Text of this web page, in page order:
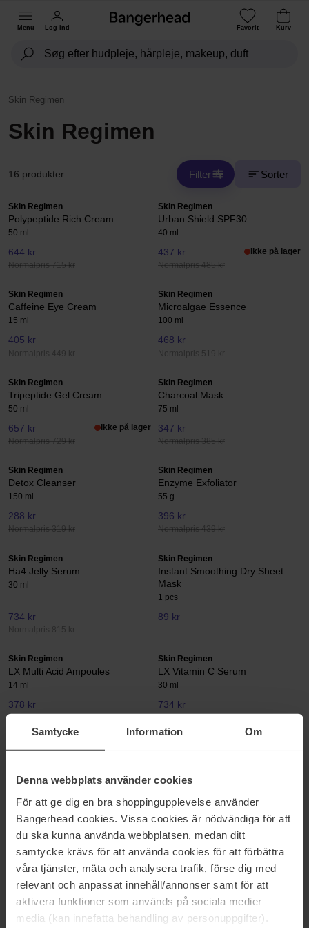
Samtycke Information Om
Denna webbplats använder cookies
För att ge dig en bra shoppingupplevelse använder
Bangerhead cookies. Vissa cookies är nödvändiga för att
du ska kunna använda webbplatsen, medan ditt
samtycke krävs för att använda cookies för att förbättra
våra tjänster, mäta och analysera trafik, förse dig med
relevant och anpassat innehåll/annonser samt för att
aktivera funktioner som används på sociala medier
media (kan innefatta behandling av personuppgifter).
Menu Log ind Favorit Kurv
Skin Regimen
Skin Regimen
16 produkter Filter Sorter
Skin Regimen
Polypeptide Rich Cream
50 ml
644 kr
Normalpris 715 kr
Skin Regimen
Urban Shield SPF30
40 ml
437 kr
Normalpris 485 kr
Ikke på lager
Skin Regimen
Caffeine Eye Cream
15 ml
405 kr
Normalpris 449 kr
Skin Regimen
Microalgae Essence
100 ml
468 kr
Normalpris 519 kr
Skin Regimen
Tripeptide Gel Cream
50 ml
657 kr
Normalpris 729 kr
Ikke på lager
Skin Regimen
Charcoal Mask
75 ml
347 kr
Normalpris 385 kr
Skin Regimen
Detox Cleanser
150 ml
288 kr
Normalpris 319 kr
Skin Regimen
Enzyme Exfoliator
55 g
396 kr
Normalpris 439 kr
Skin Regimen
Ha4 Jelly Serum
30 ml
734 kr
Normalpris 815 kr
Skin Regimen
Instant Smoothing Dry Sheet
Mask
1 pcs
89 kr
Skin Regimen
LX Multi Acid Ampoules
14 ml
378 kr
Normalpris 419 kr
Skin Regimen
LX Vitamin C Serum
30 ml
734 kr
Normalpris 715 kr
Skin Regimen
Pink Kaolin Mask
347 kr
Skin Regimen
Retinol Serum
734 kr